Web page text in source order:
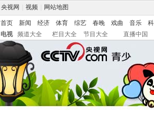
央视网 视频 网站地图
首页 新闻 经济 体育 综艺 春晚 戏曲 音乐
电视
频道大全 栏目大全 节目大全 直播中国